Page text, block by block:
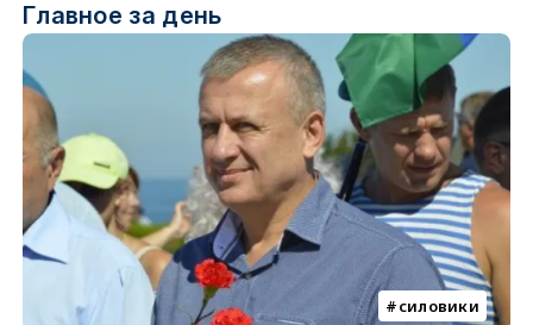
Главное за день
силовики